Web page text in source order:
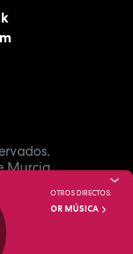
Murcia.
OTROS DIRECTOS:
OR MÚSICA